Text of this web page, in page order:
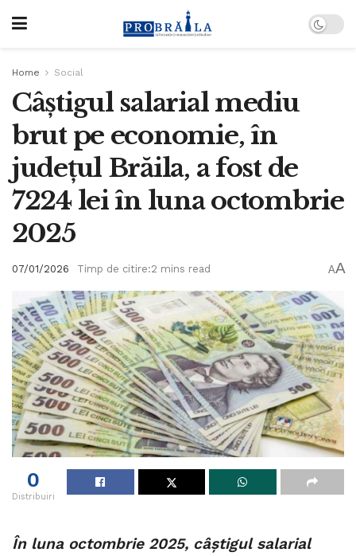
Home Social
Câștigul salarial mediu
brut pe economie, în
judeţul Brăila, a fost de
7224 lei în luna octombrie
2025
07/01/2026 Timp de citire:2 mins read AA
0
Distribuiri
În luna octombrie 2025, câştigul salarial